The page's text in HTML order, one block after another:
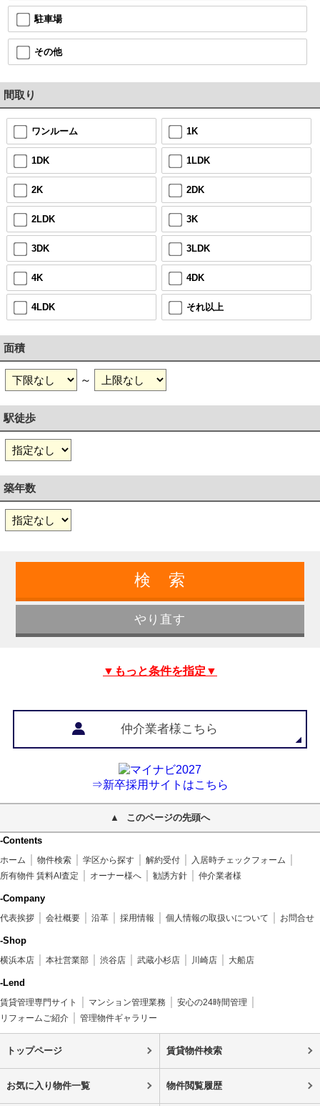
駐車場
その他
間取り
ワンルーム 1K
1DK 1LDK
2K 2DK
2LDK 3K
3DK 3LDK
4K 4DK
4LDK それ以上
面積
～
駅徒歩
築年数
▼もっと条件を指定▼
仲介業者様こちら
⇒新卒採用サイトはこちら
このページの先頭へ
-Contents
ホーム 物件検索 学区から探す 解約受付
入居時チェックフォーム
所有物件 賃料AI査定
オーナー様へ 勧誘方針 仲介業者様
-Company
代表挨拶 会社概要 沿革 採用情報 個人情報の取扱いについて お問合せ
-Shop
横浜本店 本社営業部 渋谷店 武蔵小杉店 川崎店 大船店
-Lend
賃貸管理専門サイト マンション管理業務
安心の24時間管理
リフォームご紹介
管理物件ギャラリー
トップページ 賃貸物件検索
お気に入り物件一覧 物件閲覧履歴